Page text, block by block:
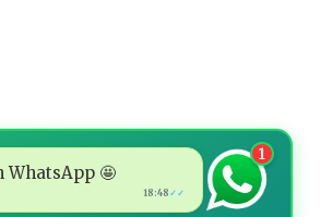
WhatsApp 🤩
18:48 ✓✓
1